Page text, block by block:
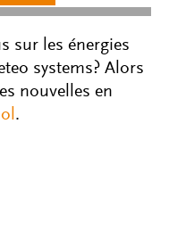
sur les énergies
systems? Alors
nouvelles en
.